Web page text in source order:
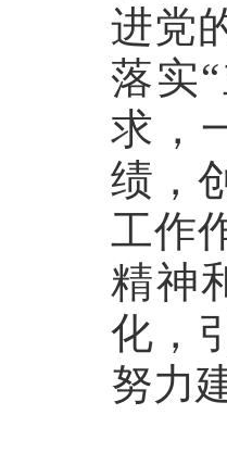
进党
落实
求，
绩，
工作
精神
化，
努力